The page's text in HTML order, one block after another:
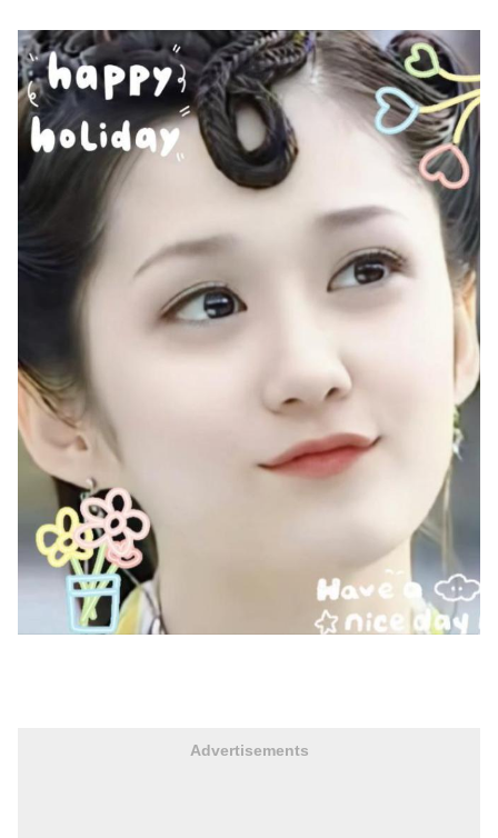
Advertisements